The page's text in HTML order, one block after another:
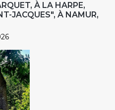
À LA HARPE,
JACQUES", À NAMUR,